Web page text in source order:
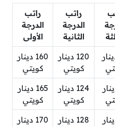
راتب
الدرجة
الثانية
راتب
الدرجة
الأولى
دينار
120 دينار
كويتي
160 دينار
كويتي
دينار
124 دينار
كويتي
165 دينار
كويتي
دينار
128 دينار
170 دينار